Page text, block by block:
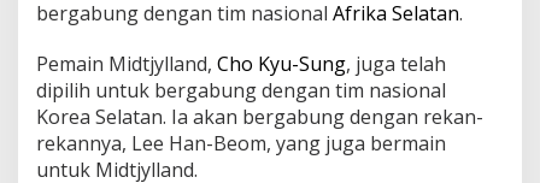
bergabung dengan tim nasional Afrika Selatan.
Pemain Midtjylland, Cho Kyu-Sung, juga telah
dipilih untuk bergabung dengan tim nasional
Korea Selatan. Ia akan bergabung dengan rekan-
rekannya, Lee Han-Beom, yang juga bermain
untuk Midtjylland.